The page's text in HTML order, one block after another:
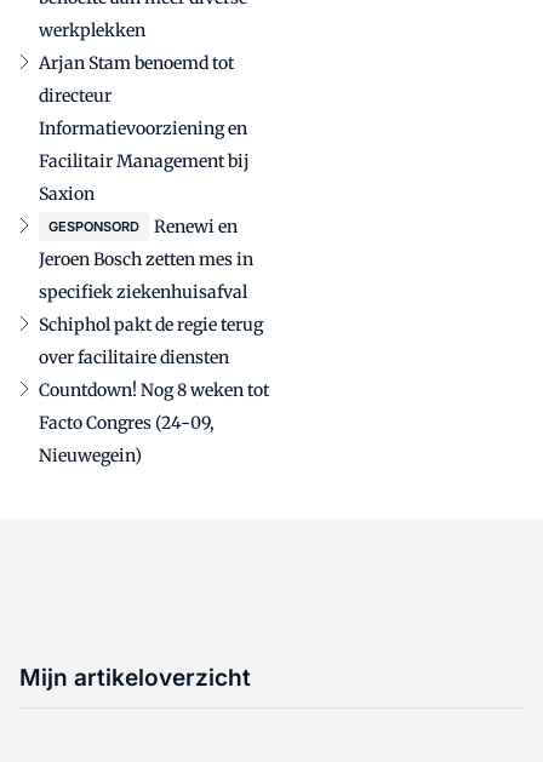
werkplekken
Arjan Stam benoemd tot
directeur
Informatievoorziening en
Facilitair Management bij
Saxion
GESPONSORD
Renewi en
Jeroen Bosch zetten mes in
specifiek ziekenhuisafval
Schiphol pakt de regie terug
over facilitaire diensten
Countdown! Nog 8 weken tot
Facto Congres (24-09,
Nieuwegein)
Mijn artikeloverzicht